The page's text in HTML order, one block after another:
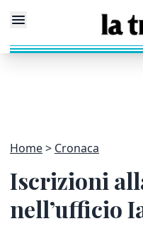
Home Cronaca
Iscrizioni
nell’ufficio